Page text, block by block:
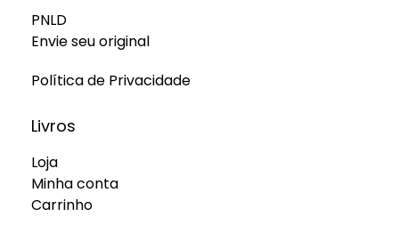
PNLD
Envie seu original
Política de Privacidade
Livros
Loja
Minha conta
Carrinho